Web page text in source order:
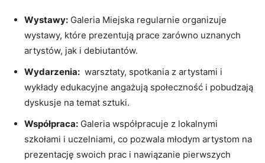
Wystawy: Galeria Miejska regularnie organizuje
wystawy, które prezentują prace zarówno uznanych
artystów, jak i debiutantów.
Wydarzenia: ‍ warsztaty, ‍spotkania z artystami i
wykłady edukacyjne angażują⁣ społeczność i pobudzają
dyskusje na temat sztuki.
Współpraca: Galeria współpracuje z lokalnymi
szkołami i uczelniami, co pozwala młodym artystom ⁤na
prezentację swoich prac i nawiązanie pierwszych